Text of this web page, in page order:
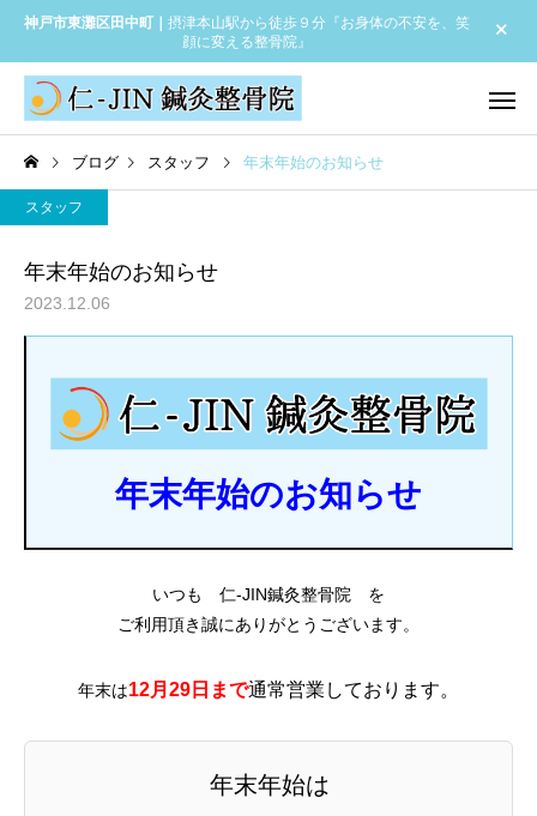
神戸市東灘区田中町｜摂津本山駅から徒歩９分『お身体の不安を、笑
顔に変える整骨院』
整体 ハイチャー
アロマMENU
夏期休診（お盆休み）のお
年末年始のお知らせ
ブログ スタッフ 年末年始のお知らせ
スタッフ
年末年始のお知らせ
2023.12.06
年末年始のお知らせ
いつも 仁-JIN鍼灸整骨院 を
ご利用頂き誠にありがとうございます。
年末は12月29日まで通常営業しております。
年末年始は